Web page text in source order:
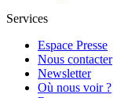
Services
Espace Presse
Nous contacter
Newsletter
Où nous voir ?